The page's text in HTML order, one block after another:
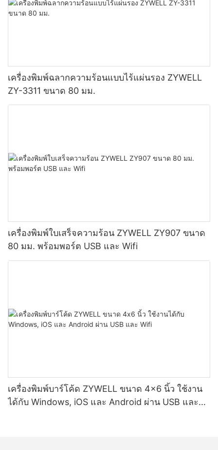
เครื่องพิมพ์ฉลากความร้อนแบบไร้แผ่นรอง ZYWELL
ZY-3311 ขนาด 80 มม.
เครื่องพิมพ์ใบเสร็จความร้อน ZYWELL ZY907 ขนาด
80 มม. พร้อมพอร์ต USB และ Wifi
เครื่องพิมพ์บาร์โค้ด ZYWELL ขนาด 4x6 นิ้ว ใช้งาน
ได้กับ Windows, iOS และ Android ผ่าน USB และ